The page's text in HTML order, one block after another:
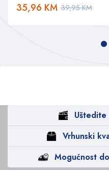
39,95KM
35,96 KM
Vrhunski
Mogućnost